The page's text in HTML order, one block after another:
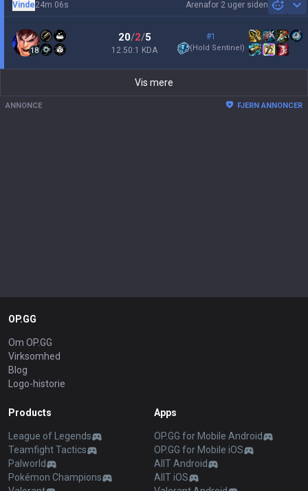
Arenafor 2 uger siden
Vinde24m 06s
18
20/2/5
12.50:1 KDA
#1
(Hold Sentinel)
Vis mere
ANNONCE FJERN ANNONCER
OP.GG
Om OP.GG
Virksomhed
Blog
Logo-historie
Products
League of Legends
Teamfight Tactics
Palworld
Pokémon Champions
Apps
OP.GG for Mobile Android
OP.GG for Mobile iOS
AllT Android
AllT iOS